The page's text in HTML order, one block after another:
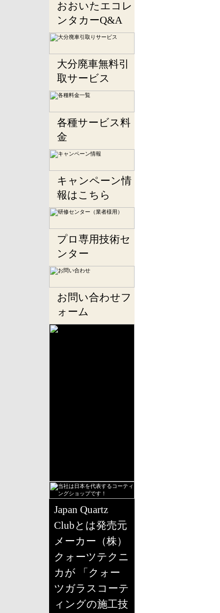
おおいたエコレ
ンタカーQ&A
大分廃車無料引
取サービス
各種サービス料
金
キャンペーン情
報はこちら
プロ専用技術セ
ンター
お問い合わせフ
ォーム
Japan Quartz
Clubとは発売元
メーカー（株）
クォーツテクニ
カが 「クォー
ツガラスコーテ
ィングの施工技